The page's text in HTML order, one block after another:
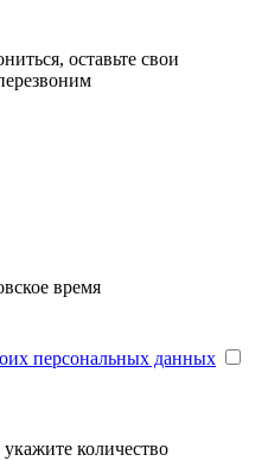
оставьте свои
время
персональных данных
количество